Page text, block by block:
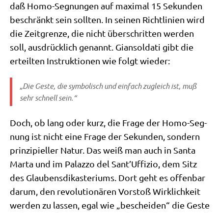
daß Homo-Seg­nun­gen auf maxi­mal 15 Sekun­den
beschränkt sein soll­ten. In sei­nen Richt­li­ni­en wird
die Zeit­gren­ze, die nicht über­schrit­ten wer­den
soll, aus­drück­lich genannt. Gian­sol­da­ti gibt die
erteil­ten Instruk­tio­nen wie folgt wieder:
„Die Geste, die sym­bo­lisch und ein­fach zugleich ist, muß
sehr schnell sein.“
Doch, ob lang oder kurz, die Fra­ge der Homo-Seg­
nung ist nicht eine Fra­ge der Sekun­den, son­dern
prin­zi­pi­el­ler Natur. Das weiß man auch in San­ta
Mar­ta und im Palaz­zo del Sant’Uffizio, dem Sitz
des Glau­bens­dik­aste­ri­ums. Dort geht es offen­bar
dar­um, den revo­lu­tio­nä­ren Vor­stoß Wirk­lich­keit
wer­den zu las­sen, egal wie „beschei­den“ die Geste